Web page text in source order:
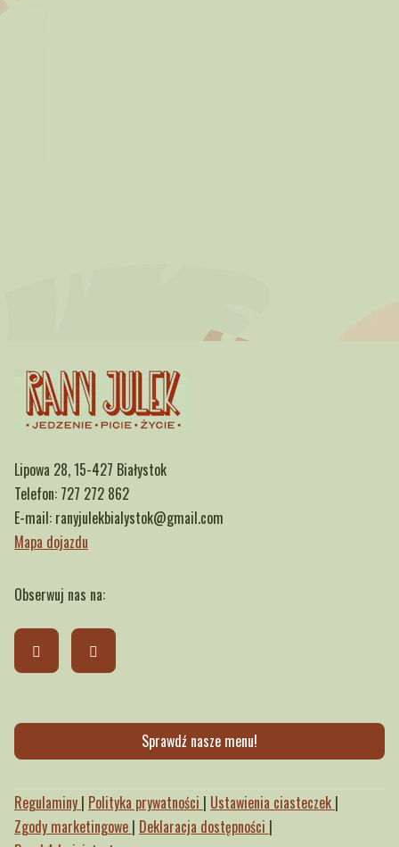
Lipowa 28, 15-427 Białystok
Telefon: 727 272 862
E-mail: ranyjulekbialystok@gmail.com
Mapa dojazdu
Obserwuj nas na:
Sprawdź nasze menu!
Regulaminy | Polityka prywatności | Ustawienia ciasteczek |
Zgody marketingowe | Deklaracja dostępności |